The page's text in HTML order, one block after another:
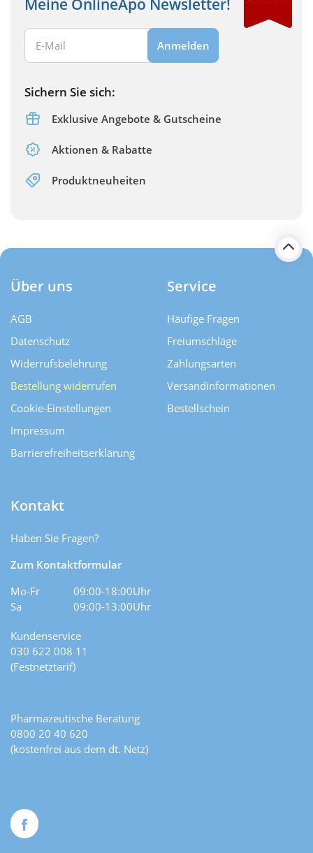
Meine OnlineApo Newsletter!
Ihre E-Mail Adresse:
Anmelden
Sichern Sie sich:
Exklusive Angebote & Gutscheine
Aktionen & Rabatte
Produktneuheiten
Über uns
AGB
Datenschutz
Widerrufsbelehrung
Bestellung widerrufen
Cookie-Einstellungen
Impressum
Barrierefreiheitserklärung
Service
Häufige Fragen
Freiumschläge
Zahlungsarten
Versand­informationen
Bestellschein
Kontakt
Haben Sie Fragen?
Zum Kontaktformular
Mo-Fr
09:00-18:00Uhr
Sa
09:00-13:00Uhr
Kundenservice
030 622 008 11
(Festnetztarif)
Pharmazeutische Beratung
0800 20 40 620
(kostenfrei aus dem dt. Netz)